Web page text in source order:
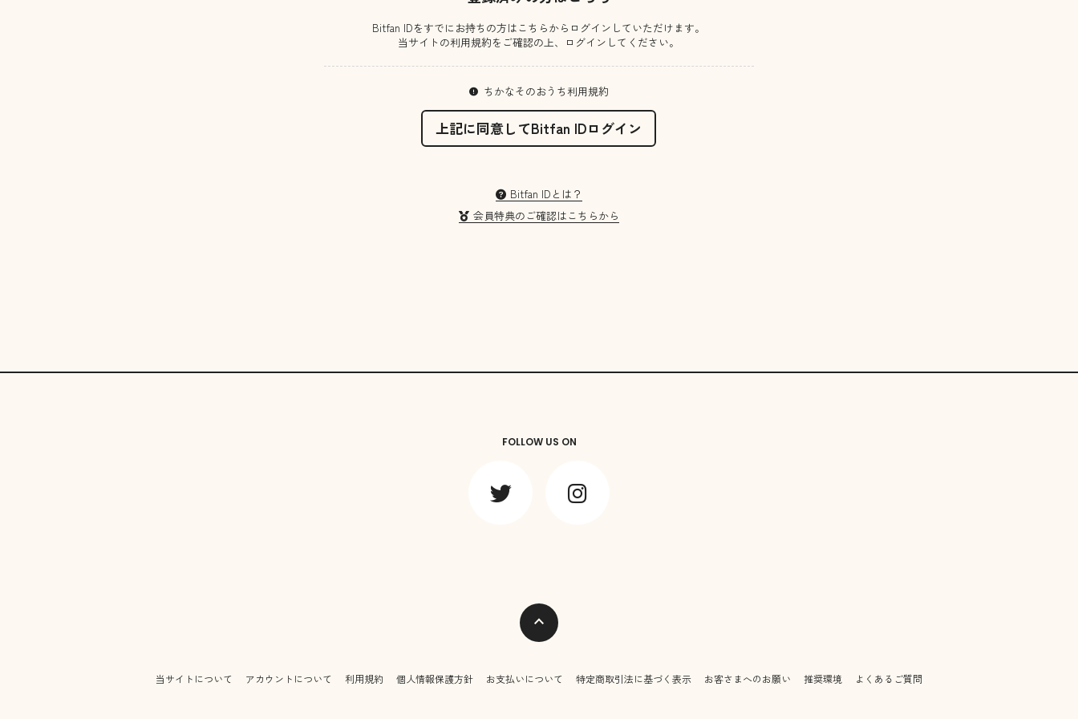
Bitfan IDをすでにお持ちの方はこちらからログインしていただけます。
当サイトの利用規約をご確認の上、ログインしてください。
ちかなそのおうち利用規約
上記に同意してBitfan IDログイン
Bitfan IDとは？
会員特典のご確認はこちらから
FOLLOW US ON
expand_less
当サイトについて アカウントについて 利用規約 個人情報保護方針 お支払いについて 特定商取引法に基づく表示 お客さまへのお願い 推奨環境 よくあるご質問